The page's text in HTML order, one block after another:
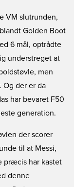
VM slutrunden,
Golden Boot
6 mål, optrådte
understreget at
men
Og der er da
har bevaret F50
generation.
der scorer
til at Messi,
præcis har kastet
denne